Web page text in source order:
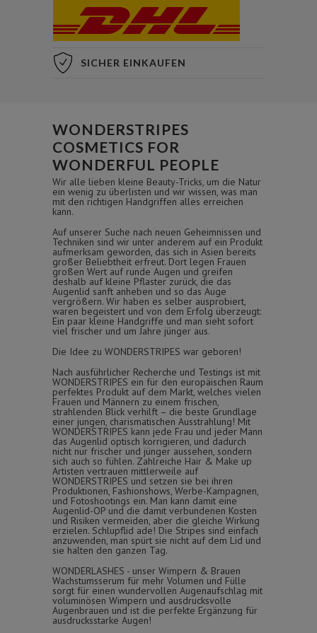
SICHER EINKAUFEN
WONDERSTRIPES
COSMETICS FOR
WONDERFUL PEOPLE
Wir alle lieben kleine Beauty-Tricks, um die Natur
ein wenig zu überlisten und wir wissen, was man
mit den richtigen Handgriffen alles erreichen
kann.
Auf unserer Suche nach neuen Geheimnissen und
Techniken sind wir unter anderem auf ein Produkt
aufmerksam geworden, das sich in Asien bereits
großer Beliebtheit erfreut. Dort legen Frauen
großen Wert auf runde Augen und greifen
deshalb auf kleine Pflaster zurück, die das
Augenlid sanft anheben und so das Auge
vergrößern. Wir haben es selber ausprobiert,
waren begeistert und von dem Erfolg überzeugt:
Ein paar kleine Handgriffe und man sieht sofort
viel frischer und um Jahre jünger aus.
Die Idee zu WONDERSTRIPES war geboren!
Nach ausführlicher Recherche und Testings ist mit
WONDERSTRIPES ein für den europäischen Raum
perfektes Produkt auf dem Markt, welches vielen
Frauen und Männern zu einem frischen,
strahlenden Blick verhilft – die beste Grundlage
einer jungen, charismatischen Ausstrahlung! Mit
WONDERSTRIPES kann jede Frau und jeder Mann
das Augenlid optisch korrigieren, und dadurch
nicht nur frischer und jünger aussehen, sondern
sich auch so fühlen. Zahlreiche Hair & Make up
Artisten vertrauen mittlerweile auf
WONDERSTRIPES und setzen sie bei ihren
Produktionen, Fashionshows, Werbe-Kampagnen,
und Fotoshootings ein. Man kann damit eine
Augenlid-OP und die damit verbundenen Kosten
und Risiken vermeiden, aber die gleiche Wirkung
erzielen. Schlupflid ade! Die Stripes sind einfach
anzuwenden, man spürt sie nicht auf dem Lid und
sie halten den ganzen Tag.
WONDERLASHES - unser Wimpern & Brauen
Wachstumsserum für mehr Volumen und Fülle
sorgt für einen wundervollen Augenaufschlag mit
voluminösen Wimpern und ausdrucksvolle
Augenbrauen und ist die perfekte Ergänzung für
ausdrucksstarke Augen!